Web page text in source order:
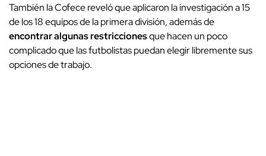
También la Cofece reveló que aplicaron la investigación a 15
de los 18 equipos de la primera división, además de
encontrar algunas restriccionesque hacen un poco
complicado que las futbolistas puedan elegir libremente sus
opciones de trabajo.